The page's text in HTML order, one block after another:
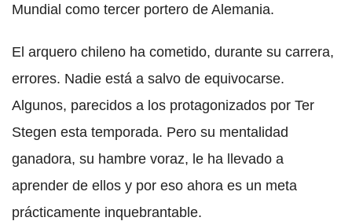
Mundial como tercer portero de Alemania.
El arquero chileno ha cometido, durante su carrera,
errores. Nadie está a salvo de equivocarse.
Algunos, parecidos a los protagonizados por Ter
Stegen esta temporada. Pero su mentalidad
ganadora, su hambre voraz, le ha llevado a
aprender de ellos y por eso ahora es un meta
prácticamente inquebrantable.